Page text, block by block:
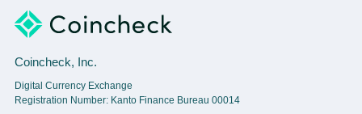
Coincheck, Inc.
Digital Currency Exchange
Registration Number: Kanto Finance Bureau 00014